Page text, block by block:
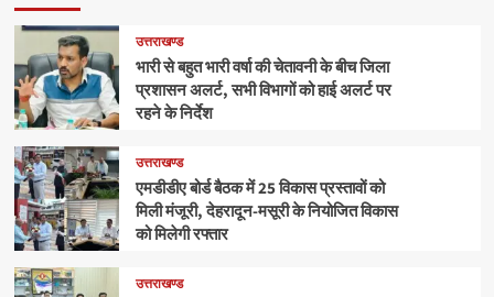
उत्तराखण्ड
भारी से बहुत भारी वर्षा की चेतावनी के बीच जिला
प्रशासन अलर्ट, सभी विभागों को हाई अलर्ट पर
रहने के निर्देश
उत्तराखण्ड
एमडीडीए बोर्ड बैठक में 25 विकास प्रस्तावों को
मिली मंजूरी, देहरादून-मसूरी के नियोजित विकास
को मिलेगी रफ्तार
उत्तराखण्ड